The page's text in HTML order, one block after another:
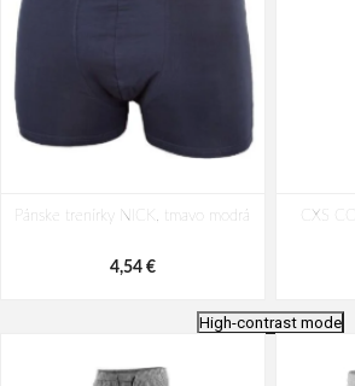
Pánske trenírky NICK, tmavo modrá
4,54 €
CXS
High-contrast mode